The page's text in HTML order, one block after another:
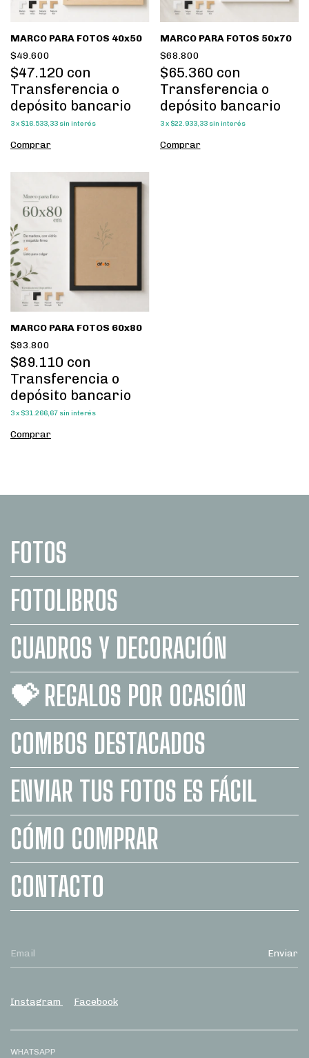
MARCO PARA FOTOS 40x50
$49.600
$47.120 con
Transferencia o
depósito bancario
3x $16.533,33 sin interés
Comprar
MARCO PARA FOTOS 50x70
$68.800
$65.360 con
Transferencia o
depósito bancario
3 x $22.933,33 sin interés
Comprar
MARCO PARA FOTOS 60x80
$93.800
$89.110 con
Transferencia o
depósito bancario
3x $31.266,67 sin interés
Comprar
FOTOS
FOTOLIBROS
CUADROS Y DECORACIÓN
💝 REGALOS POR OCASIÓN
COMBOS DESTACADOS
ENVIAR TUS FOTOS ES FÁCIL
CÓMO COMPRAR
CONTACTO
Instagram Facebook
WHATSAPP